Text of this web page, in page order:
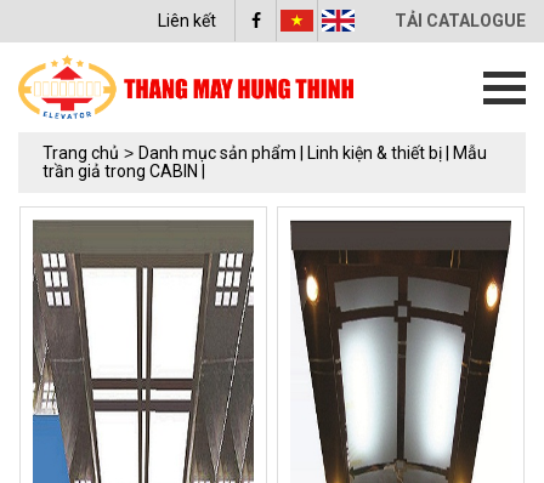
TẢI CATALOGUE
Liên kết
Trang chủ > Danh mục sản phẩm | Linh kiện & thiết bị |
Mẫu
trần giả trong CABIN |